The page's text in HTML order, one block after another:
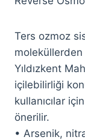
Ters ozmoz
moleküllerden
Yıldızkent
içilebilirliği
kullanıcılar
önerilir.
• Arsenik,